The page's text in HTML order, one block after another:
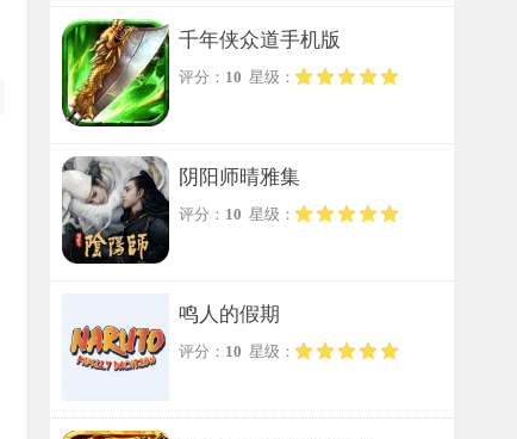
千年侠众道手机版
评分： 10 星级：
阴阳师晴雅集
评分： 10 星级：
鸣人的假期
评分： 10 星级：